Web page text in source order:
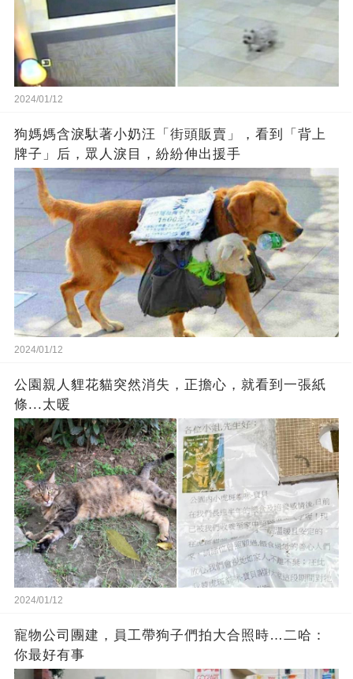
2024/01/12
狗媽媽含淚馱著小奶汪「街頭販賣」，看到「背上
牌子」后，眾人淚目，紛紛伸出援手
2024/01/12
公園親人貍花貓突然消失，正擔心，就看到一張紙
條...太暖
2024/01/12
寵物公司團建，員工帶狗子們拍大合照時…二哈：
你最好有事